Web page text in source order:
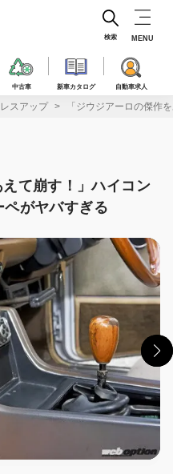
中古車 新車カタログ 自動車求人
検索 MENU
レスアップ 「ジウジアーロの傑作
えて崩す！」ハイコン
がヤバすぎる